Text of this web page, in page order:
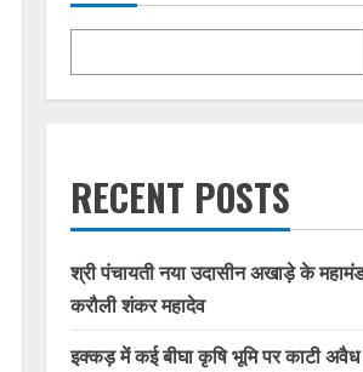
RECENT POSTS
श्री पंचायती नया उदासीन अखाड़े के
करौली शंकर महादेव
इक्कड़ में कई बीघा कृषि भूमि पर काटी अवैध